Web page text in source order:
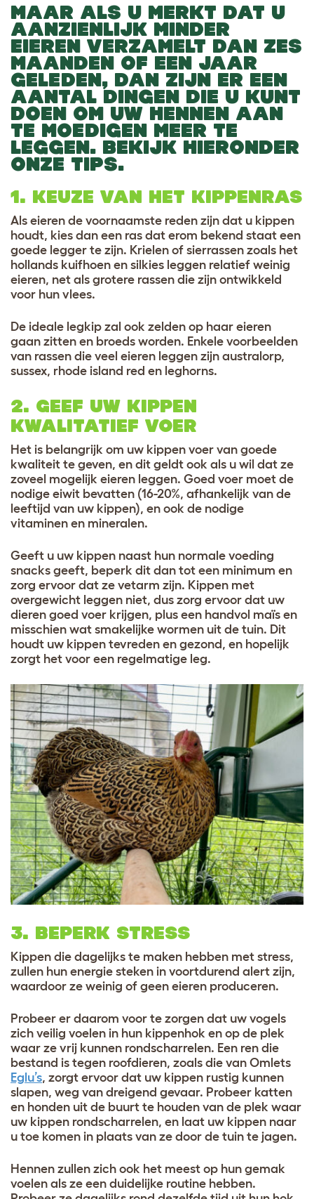
MAAR ALS U MERKT DAT U
AANZIENLIJK MINDER
EIEREN VERZAMELT DAN ZES
MAANDEN OF EEN JAAR
GELEDEN, DAN ZIJN ER EEN
AANTAL DINGEN DIE U KUNT
DOEN OM UW HENNEN AAN
TE MOEDIGEN MEER TE
LEGGEN. BEKIJK HIERONDER
ONZE TIPS.
1. KEUZE VAN HET KIPPENRAS
Als eieren de voornaamste reden zijn dat u kippen
houdt, kies dan een ras dat erom bekend staat een
goede legger te zijn. Krielen of sierrassen zoals het
hollands kuifhoen en silkies leggen relatief weinig
eieren, net als grotere rassen die zijn ontwikkeld
voor hun vlees.
De ideale legkip zal ook zelden op haar eieren
gaan zitten en broeds worden. Enkele voorbeelden
van rassen die veel eieren leggen zijn australorp,
sussex, rhode island red en leghorns.
2. GEEF UW KIPPEN
KWALITATIEF VOER
Het is belangrijk om uw kippen voer van goede
kwaliteit te geven, en dit geldt ook als u wil dat ze
zoveel mogelijk eieren leggen. Goed voer moet de
nodige eiwit bevatten (16-20%, afhankelijk van de
leeftijd van uw kippen), en ook de nodige
vitaminen en mineralen.
Geeft u uw kippen naast hun normale voeding
snacks geeft, beperk dit dan tot een minimum en
zorg ervoor dat ze vetarm zijn. Kippen met
overgewicht leggen niet, dus zorg ervoor dat uw
dieren goed voer krijgen, plus een handvol maïs en
misschien wat smakelijke wormen uit de tuin. Dit
houdt uw kippen tevreden en gezond, en hopelijk
zorgt het voor een regelmatige leg.
3. BEPERK STRESS
Kippen die dagelijks te maken hebben met stress,
zullen hun energie steken in voortdurend alert zijn,
waardoor ze weinig of geen eieren produceren.
Probeer er daarom voor te zorgen dat uw vogels
zich veilig voelen in hun kippenhok en op de plek
waar ze vrij kunnen rondscharrelen. Een ren die
bestand is tegen roofdieren, zoals die van Omlets
Eglu’s, zorgt ervoor dat uw kippen rustig kunnen
slapen, weg van dreigend gevaar. Probeer katten
en honden uit de buurt te houden van de plek waar
uw kippen rondscharrelen, en laat uw kippen naar
u toe komen in plaats van ze door de tuin te jagen.
Hennen zullen zich ook het meest op hun gemak
voelen als ze een duidelijke routine hebben.